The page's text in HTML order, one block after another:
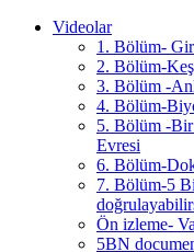
Videolar
1. Bölüm-
2. Bölüm-
3. Bölüm -
4. Bölüm-
5. Bölüm -
Evresi
6. Bölüm-
7. Bölüm-5
Ön izleme-
5BN